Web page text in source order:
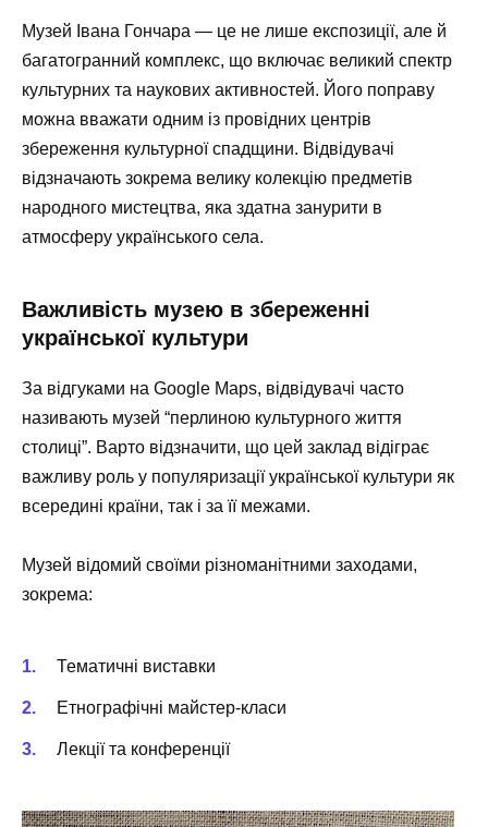
Музей Івана Гончара — це не лише експозиції, але й
багатогранний комплекс, що включає великий спектр
культурних та наукових активностей. Його поправу
можна вважати одним із провідних центрів
збереження культурної спадщини. Відвідувачі
відзначають зокрема велику колекцію предметів
народного мистецтва, яка здатна занурити в
атмосферу українського села.
Важливість музею в збереженні
української культури
За відгуками на Google Maps, відвідувачі часто
називають музей “перлиною культурного життя
столиці”. Варто відзначити, що цей заклад відіграє
важливу роль у популяризації української культури як
всередині країни, так і за її межами.
Музей відомий своїми різноманітними заходами,
зокрема:
Тематичні виставки
Етнографічні майстер-класи
Лекції та конференції